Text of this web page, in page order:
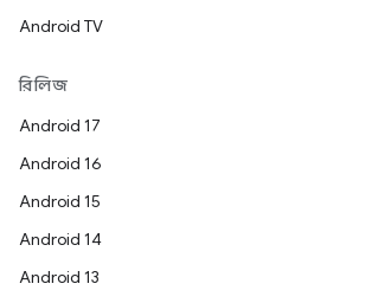
Android TV
রিলিজ
Android 17
Android 16
Android 15
Android 14
Android 13